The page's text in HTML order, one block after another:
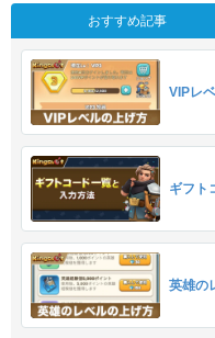
おすすめ記事
VIPレ
ギフト
英雄の